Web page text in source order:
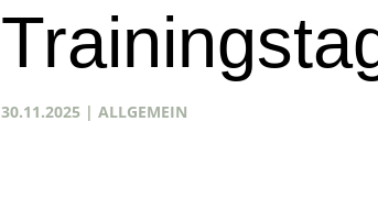
30.11.2025 |ALLGEMEIN